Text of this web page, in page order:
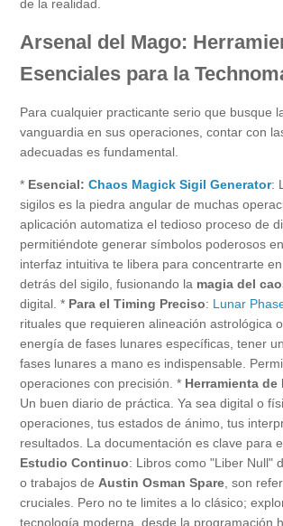
de la realidad.
Arsenal del Mago:
Esenciales para la
Para cualquier practicante serio que busque
vanguardia en sus operaciones, contar con
adecuadas es fundamental.
* Esencial: Chaos Magick Sigil Generator:
sigilos es la piedra angular de muchas
aplicación automatiza el tedioso proceso de
permitiéndote generar símbolos poderosos
interfaz intuitiva te libera para concentrarte
detrás del sigilo, fusionando la magia del
digital. * Para el Timing Preciso: Lunar
rituales que requieren alineación astrológica
energía de fases lunares específicas, tener
fases lunares a mano es indispensable.
operaciones con precisión. * Herramienta
Un buen diario de práctica. Ya sea digital o
operaciones, tus estados de ánimo, tus
resultados. La documentación es clave para
Estudio Continuo: Libros como "Liber Null"
o trabajos de Austin Osman Spare , son
cruciales. Pero no te limites a lo clásico;
tecnología moderna, desde la programación